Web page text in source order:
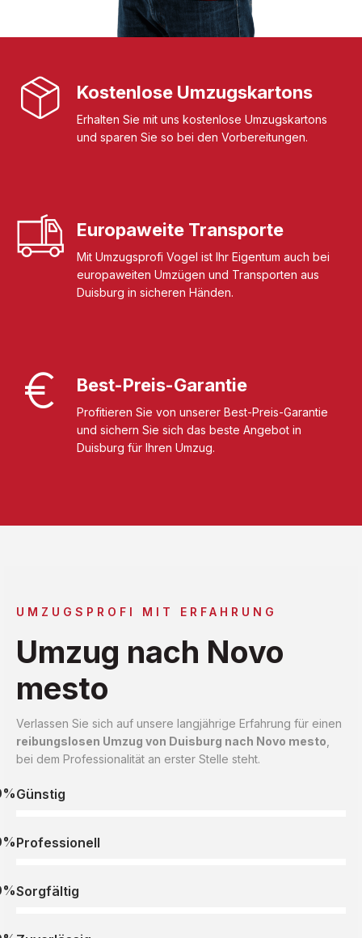
Kostenlose Umzugskartons
Erhalten Sie mit uns kostenlose Umzugskartons
und sparen Sie so bei den Vorbereitungen.
Europaweite Transporte
Mit Umzugsprofi Vogel ist Ihr Eigentum auch bei
europaweiten Umzügen und Transporten aus
Duisburg in sicheren Händen.
Best-Preis-Garantie
Profitieren Sie von unserer Best-Preis-Garantie
und sichern Sie sich das beste Angebot in
Duisburg für Ihren Umzug.
UMZUGSPROFI MIT ERFAHRUNG
Umzug nach Novo
mesto
Verlassen Sie sich auf unsere langjährige Erfahrung für einen
reibungslosen Umzug von Duisburg nach Novo mesto
bei dem Professionalität an erster Stelle steht.
Günstig
Professionell
Sorgfältig